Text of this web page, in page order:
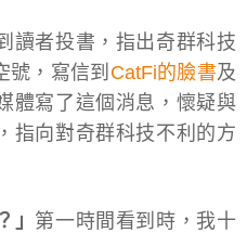
讀者投書，指出奇群科技
號，寫信到 CatFi的臉書及
體寫了這個消息，懷疑與
指向對奇群科技不利的方
」 第一時間看到時，我十